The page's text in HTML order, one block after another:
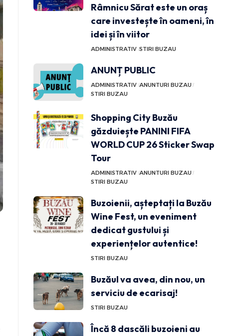
Râmnicu Sărat este un oraș
care investește în oameni, în
idei și în viitor
ADMINISTRATIV STIRI BUZAU
ANUNȚ PUBLIC
ADMINISTRATIV ANUNTURI BUZAU
STIRI BUZAU
Shopping City Buzău
găzduiește PANINI FIFA
WORLD CUP 26 Sticker Swap
Tour
ADMINISTRATIV ANUNTURI BUZAU
STIRI BUZAU
Buzoienii, așteptați la Buzău
Wine Fest, un eveniment
dedicat gustului și
experiențelor autentice!
STIRI BUZAU
Buzăul va avea, din nou, un
serviciu de ecarisaj!
STIRI BUZAU
Încă 8 dascăli buzoieni au